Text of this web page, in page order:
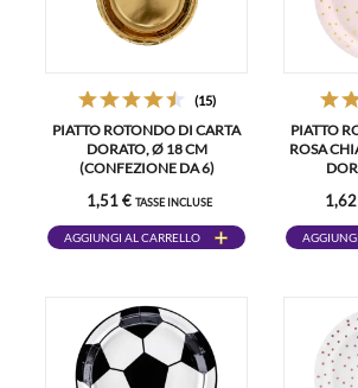
(15)
PIATTO ROTONDO DI CARTA
DORATO, Ø 18 CM
(CONFEZIONE DA 6)
1,51 € TASSE INCLUSE
AGGIUNGI AL CARRELLO
PIATTO
ROSA